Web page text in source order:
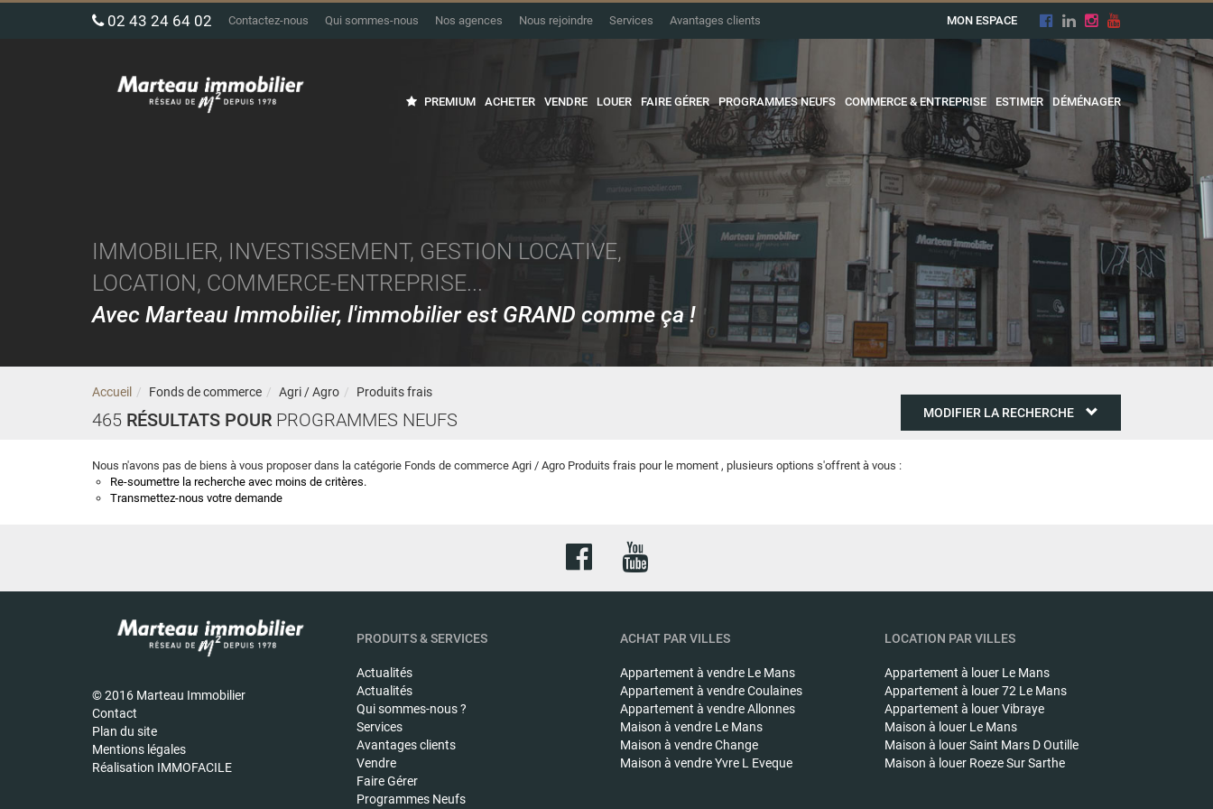
02 43 24 64 02 Contactez-nous Qui sommes-nous Nos agences Nous rejoindre Services Avantages clients MON ESPACE
PREMIUM ACHETER VENDRE LOUER FAIRE GÉRER PROGRAMMES NEUFS COMMERCE & ENTREPRISE ESTIMER DÉMÉNAGER
IMMOBILIER, INVESTISSEMENT, GESTION LOCATIVE,
LOCATION, COMMERCE-ENTREPRISE...
Avec Marteau Immobilier, l'immobilier est GRAND comme ça !
Accueil Fonds de commerce Agri / Agro Produits frais
465 RÉSULTATS POUR PROGRAMMES NEUFS MODIFIER LA RECHERCHE
Nous n'avons pas de biens à vous proposer dans la catégorie Fonds de commerce Agri / Agro Produits frais pour le moment , plusieurs options s'offrent à vous :
Re-soumettre la recherche avec moins de critères.
Transmettez-nous votre demande
© 2016 Marteau Immobilier
Contact
Plan du site
Mentions légales
Réalisation IMMOFACILE
PRODUITS & SERVICES
Actualités
Actualités
Qui sommes-nous ?
Services
Avantages clients
Vendre
Faire Gérer
Programmes Neufs
ACHAT PAR VILLES
Appartement à vendre Le Mans
Appartement à vendreCoulaines
Appartement à vendreAllonnes
Maison à vendre Le Mans
Maison à vendreChange
Maison à vendreYvre L Eveque
LOCATION PAR VILLES
Appartement à louer Le Mans
Appartement à louer72 Le Mans
Appartement à louerVibraye
Maison à louer Le Mans
Maison à louerSaint Mars D Outille
Maison à louer Roeze Sur Sarthe